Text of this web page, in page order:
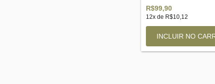
R$99,90
12x de R$10,12